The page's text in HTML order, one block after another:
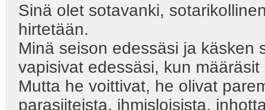
Sinä olet sotavanki,
hirtetään.
Minä seison edessäsi ja käsken
vapisivat edessäsi, kun
Mutta he voittivat, he olivat
parasiiteista, ihmisloisista,